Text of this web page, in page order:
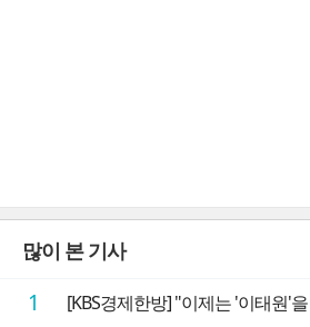
많이 본 기사
1 [KBS경제한방] "이제는 '이태원'을 주목해야" 이선엽 대표가